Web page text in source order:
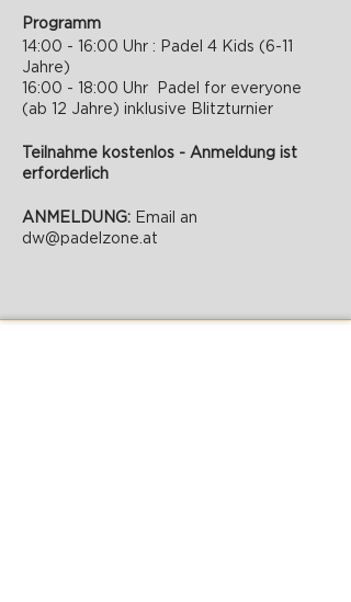
Programm
14:00 - 16:00 Uhr : Padel 4 Kids (6-11
Jahre)
16:00 - 18:00 Uhr Padel for everyone
(ab 12 Jahre) inklusive Blitzturnier
Teilnahme kostenlos - Anmeldung ist
erforderlich
ANMELDUNG: Email an
dw@padelzone.at